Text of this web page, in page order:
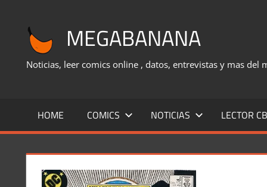
contenido
MEGABANANA
Noticias, leer comics online , datos, entrevistas y mas del
HOME COMICS NOTICIAS LECTOR